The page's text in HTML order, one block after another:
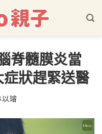
脊髓膜炎當
狀趕緊送醫
以璿